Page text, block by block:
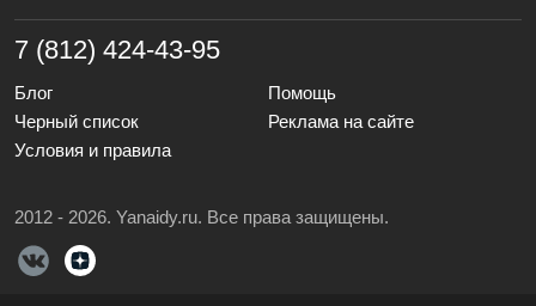
7 (812) 424-43-95
Блог
Помощь
Черный список
Реклама на сайте
Условия и правила
2012 - 2026. Yanaidy.ru. Все права защищены.